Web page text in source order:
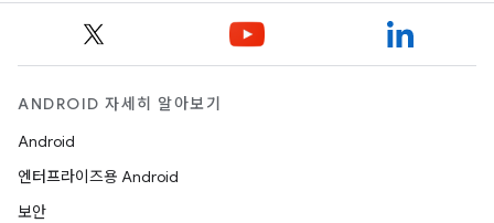
ANDROID 자세히 알아보기
Android
엔터프라이즈용 Android
보안